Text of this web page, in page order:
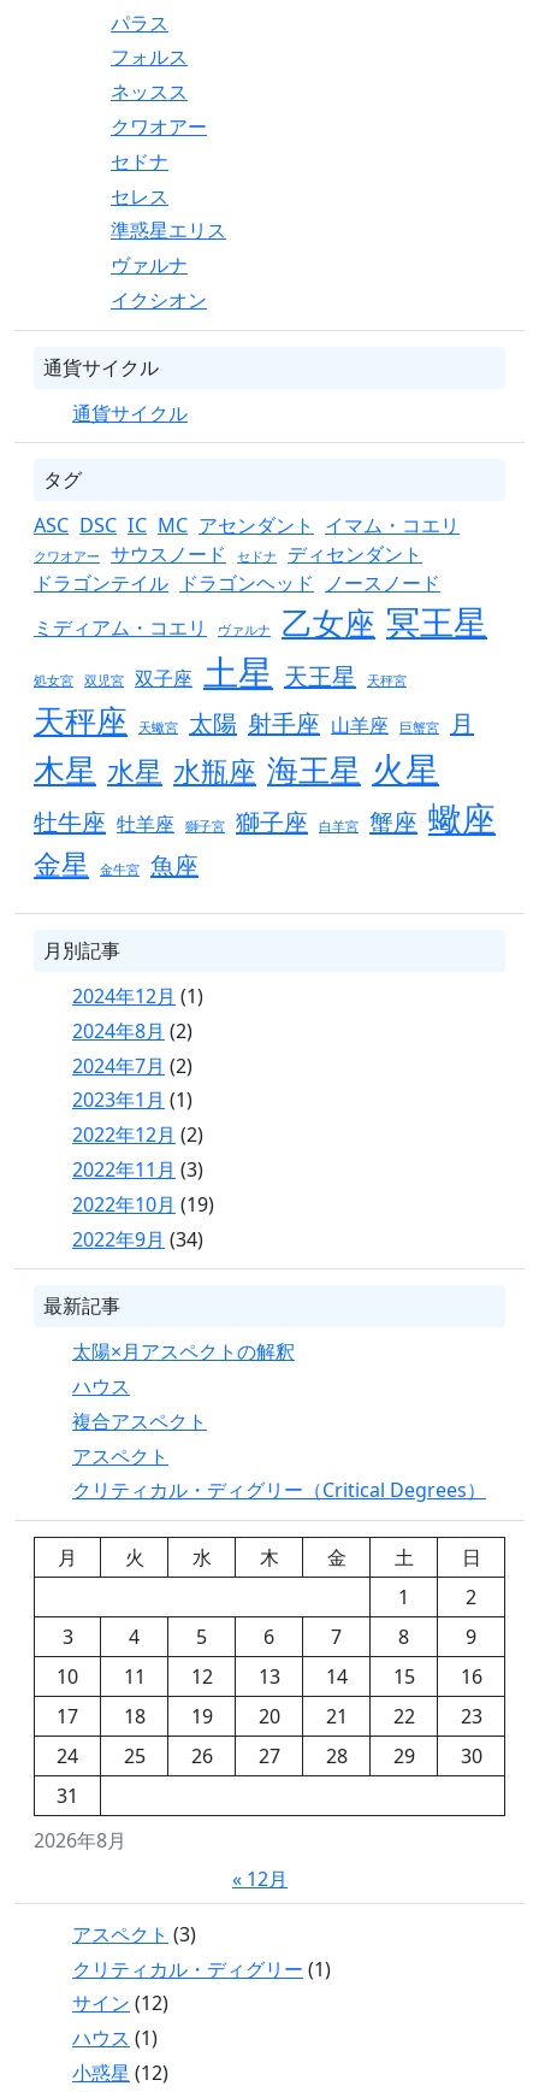
パラス
フォルス
ネッスス
クワオアー
セドナ
セレス
準惑星エリス
ヴァルナ
イクシオン
通貨サイクル
通貨サイクル
タグ
ASC DSC IC MC アセンダント イマム・コエリ
クワオアー サウスノード セドナ
ディセンダント
ドラゴンテイル
ドラゴンヘッド
ノースノード
ミディアム・コエリ
ヴァルナ 乙女座 冥王星
処女宮 双児宮 双子座 土星 天王星 天秤宮
天秤座 天蠍宮 太陽 射手座 山羊座 巨蟹宮 月
木星 水星 水瓶座 海王星 火星
牡牛座 牡羊座 獅子宮 獅子座 白羊宮 蟹座 蠍座
金星 金牛宮 魚座
月別記事
2024年12月 (1)
2024年8月 (2)
2024年7月 (2)
2023年1月 (1)
2022年12月 (2)
2022年11月 (3)
2022年10月 (19)
2022年9月 (34)
最新記事
太陽×月アスペクトの解釈
ハウス
複合アスペクト
アスペクト
クリティカル・ディグリー（Critical Degrees）
2026年8月
月 火 水 木 金 土
日
1
2
3
4 5 6 7 8
9
10
11 12 13 14 15
16
17
18 19 20 21 22
23
24
25 26 27 28 29
30
31
« 12月
アスペクト (3)
クリティカル・ディグリー (1)
サイン (12)
ハウス (1)
小惑星 (12)